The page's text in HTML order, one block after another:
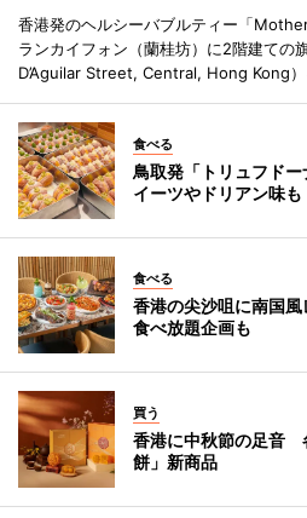
香港発のヘルシーバブルティー「
ランカイフォン（蘭桂坊）に2階建ての
D’Aguilar Street, Central, Hong Kong）
食べる
鳥取発「トリュフド
イーツやドリアン味も
食べる
香港の尖沙咀に南国
食べ放題企画も
買う
香港に中秋節の足音
餅」新商品